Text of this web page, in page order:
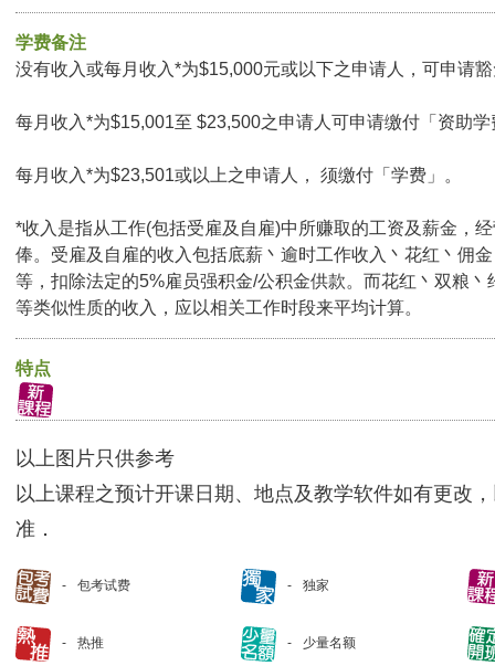
学费备注
没有收入或每月收入*为$15,000元或以下之申请人，可申请
每月收入*为$15,001至 $23,500之申请人可申请缴付「资助学
每月收入*为$23,501或以上之申请人， 须缴付「学费」。
*收入是指从工作(包括受雇及自雇)中所赚取的工资及薪金，
俸。受雇及自雇的收入包括底薪丶逾时工作收入丶花红丶佣
等，扣除法定的5%雇员强积金/公积金供款。而花红丶双粮丶
等类似性质的收入，应以相关工作时段来平均计算。
特点
以上图片只供参考
以上课程之预计开课日期、地点及教学软件如有更改
准．
包考试费 独家
热推 少量名额